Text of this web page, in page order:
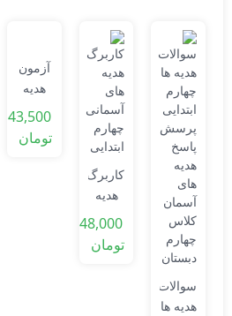
سوالات
هدیه ها
کاربرگ
هدیه
های
آسمانی
چهارم
48,000
تومان
آزمون
هدیه
های
آسمانی
چهارم
43,500
تومان